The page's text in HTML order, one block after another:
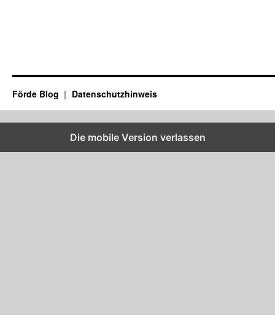
Förde Blog Datenschutzhinweis
Die mobile Version verlassen